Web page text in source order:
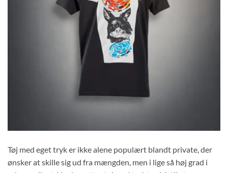
Tøj med eget tryk er ikke alene populært blandt private, der
ønsker at skille sig ud fra mængden, men i lige så høj grad i